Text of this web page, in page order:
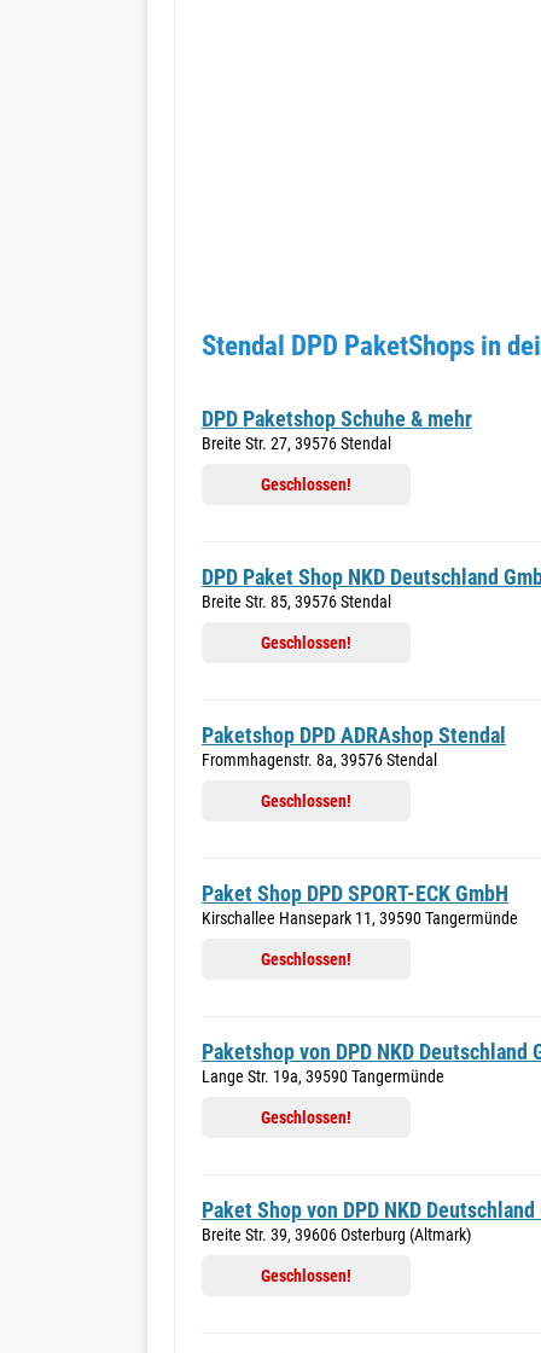
Stendal DPD PaketShops in
DPD Paketshop Schuhe & mehr
Breite Str. 27, 39576 Stendal
Geschlossen!
DPD Paket Shop NKD Deutschland
Breite Str. 85, 39576 Stendal
Geschlossen!
Paketshop DPD ADRAshop Stendal
Frommhagenstr. 8a, 39576 Stendal
Geschlossen!
Paket Shop DPD SPORT-ECK GmbH
Kirschallee Hansepark 11, 39590 Tangermünde
Geschlossen!
Paketshop von DPD NKD Deutschland
Lange Str. 19a, 39590 Tangermünde
Geschlossen!
Paket Shop von DPD NKD Deutschland
Breite Str. 39, 39606 Osterburg (Altmark)
Geschlossen!